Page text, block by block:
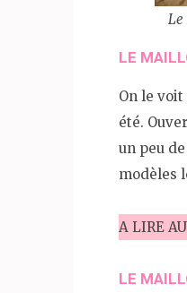
Le
LE
On le
été.
un peu
modèles
A LIRE
LE